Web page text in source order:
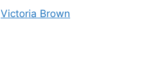
Victoria Brown